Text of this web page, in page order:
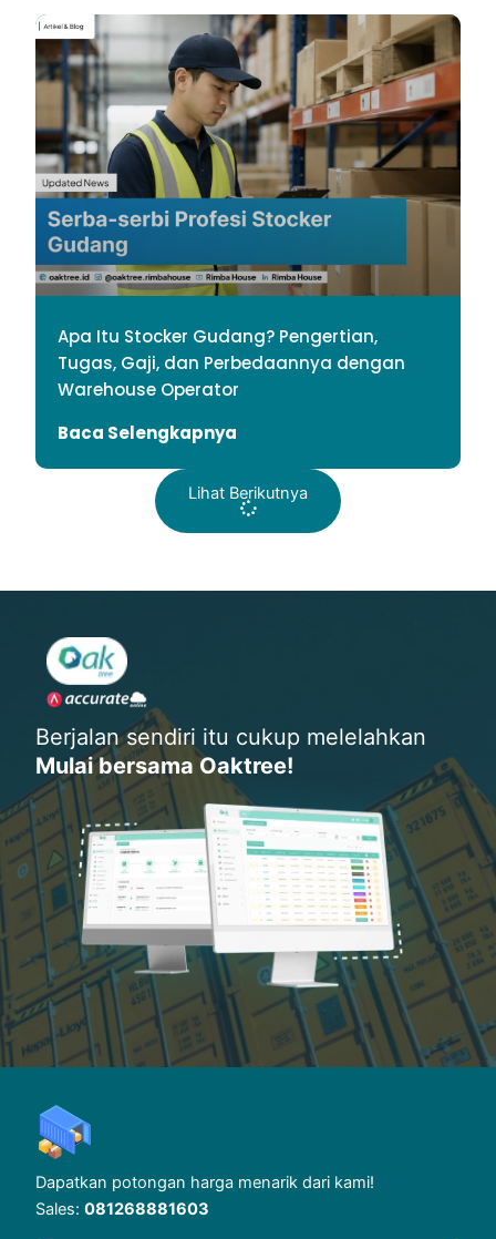
Apa Itu Stocker Gudang? Pengertian,
Tugas, Gaji, dan Perbedaannya dengan
Warehouse Operator
Baca Selengkapnya
Lihat Berikutnya
Berjalan sendiri itu cukup melelahkan
Mulai bersama Oaktree!
Dapatkan potongan harga menarik dari kami!
Sales: 081268881603